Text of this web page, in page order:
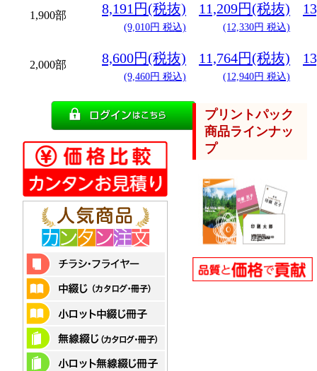
1,900部 8,191円(税抜)
(9,010円 税込)
11,209円(税抜)
(12,330円 税込)
2,000部 8,600円(税抜)
(9,460円 税込)
11,764円(税抜)
(12,940円 税込)
プリントパック
商品ラインナッ
プ